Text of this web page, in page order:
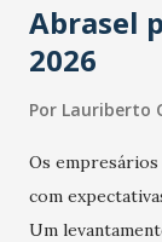
Abrasel
2026
Por Lauriberto
Os empresários
com
Um